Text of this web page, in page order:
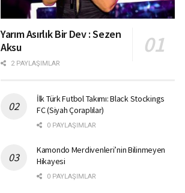
Yarım Asırlık Bir Dev : Sezen
Aksu
2 PAYLAŞIMLAR
İlk Türk Futbol Takımı: Black Stockings
FC (Siyah Çoraplılar)
0 PAYLAŞIMLAR
Kamondo Merdivenleri’nin Bilinmeyen
Hikayesi
0 PAYLAŞIMLAR